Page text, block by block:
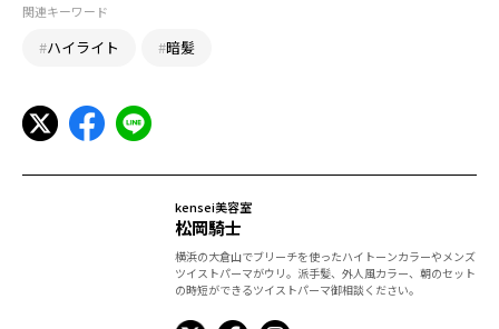
関連キーワード
#ハイライト #暗髪
kensei美容室
松岡騎士
横浜の大倉山でブリーチを使ったハイトーンカラーやメンズ
ツイストパーマがウリ。派手髪、外人風カラー、朝のセット
の時短ができるツイストパーマ御相談ください。